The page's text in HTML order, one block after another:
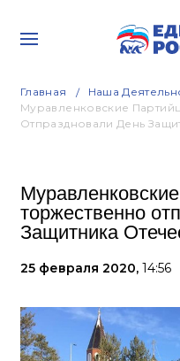
Главная Наша
Муравленковские
Отпраздновали День
торжественно
Защитника
25 февраля 2020, 14:56